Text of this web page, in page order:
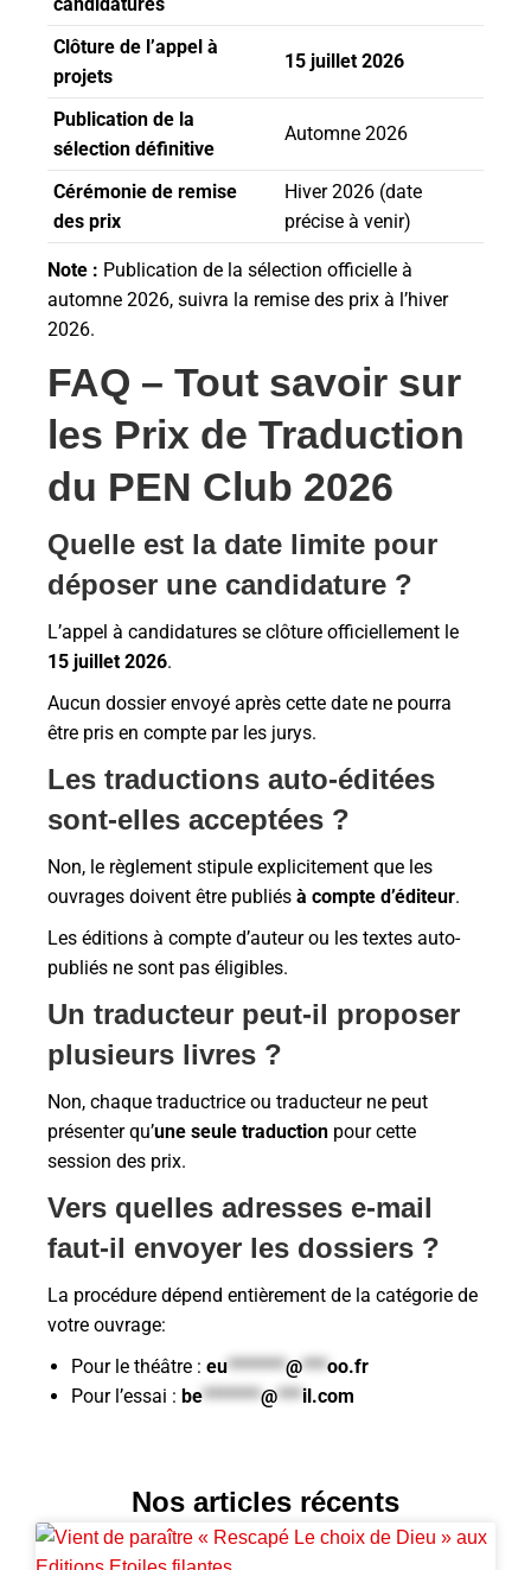
Clôture de l’appel à
projets
15 juillet 2026
Publication de la
sélection définitive
Automne 2026
Cérémonie de remise
des prix
Hiver 2026 (date
précise à venir)
Note : Publication de la sélection officielle à
automne 2026, suivra la remise des prix à l’hiver
2026.
FAQ – Tout savoir sur
les Prix de Traduction
du PEN Club 2026
Quelle est la date limite pour
déposer une candidature ?
L’appel à candidatures se clôture officiellement le
15 juillet 2026.
Aucun dossier envoyé après cette date ne pourra
être pris en compte par les jurys.
Les traductions auto-éditées
sont-elles acceptées ?
Non, le règlement stipule explicitement que les
ouvrages doivent être publiés à compte d’éditeur.
Les éditions à compte d’auteur ou les textes auto-
publiés ne sont pas éligibles.
Un traducteur peut-il proposer
plusieurs livres ?
Non, chaque traductrice ou traducteur ne peut
présenter qu’une seule traduction pour cette
session des prix.
Vers quelles adresses e-mail
faut-il envoyer les dossiers ?
La procédure dépend entièrement de la catégorie de
votre ouvrage:
Pour le théâtre : eu*******@***oo.fr
Pour l’essai : be*******@***il.com
Nos articles récents